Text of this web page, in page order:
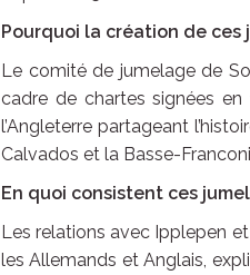
Pourquoi la création de ces
Le comité de jumelage de
cadre de chartes signées
l’Angleterre partageant
Calvados et la Basse-
En quoi consistent ces
Les relations avec Ipplepen
les Allemands et Anglais,